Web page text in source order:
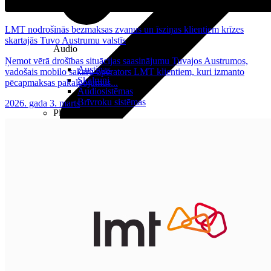
Mobilo iekārtu pārvaldība
Darbu pārvaldnieks
Audio
Austiņas
Skaļruņi
Audiosistēmas
Brīvroku sistēmas
Planšetes
LMT nodrošinās bezmaksas zvanus un īsziņas klientiem krīzes
skartajās Tuvo Austrumu valstīs
Ņemot vērā drošības situācijas saasinājumu Tuvajos Austrumos,
vadošais mobilo sakaru operators LMT klientiem, kuri izmanto
pēcapmaksas pakalpojumus...
2026. gada 3. marts